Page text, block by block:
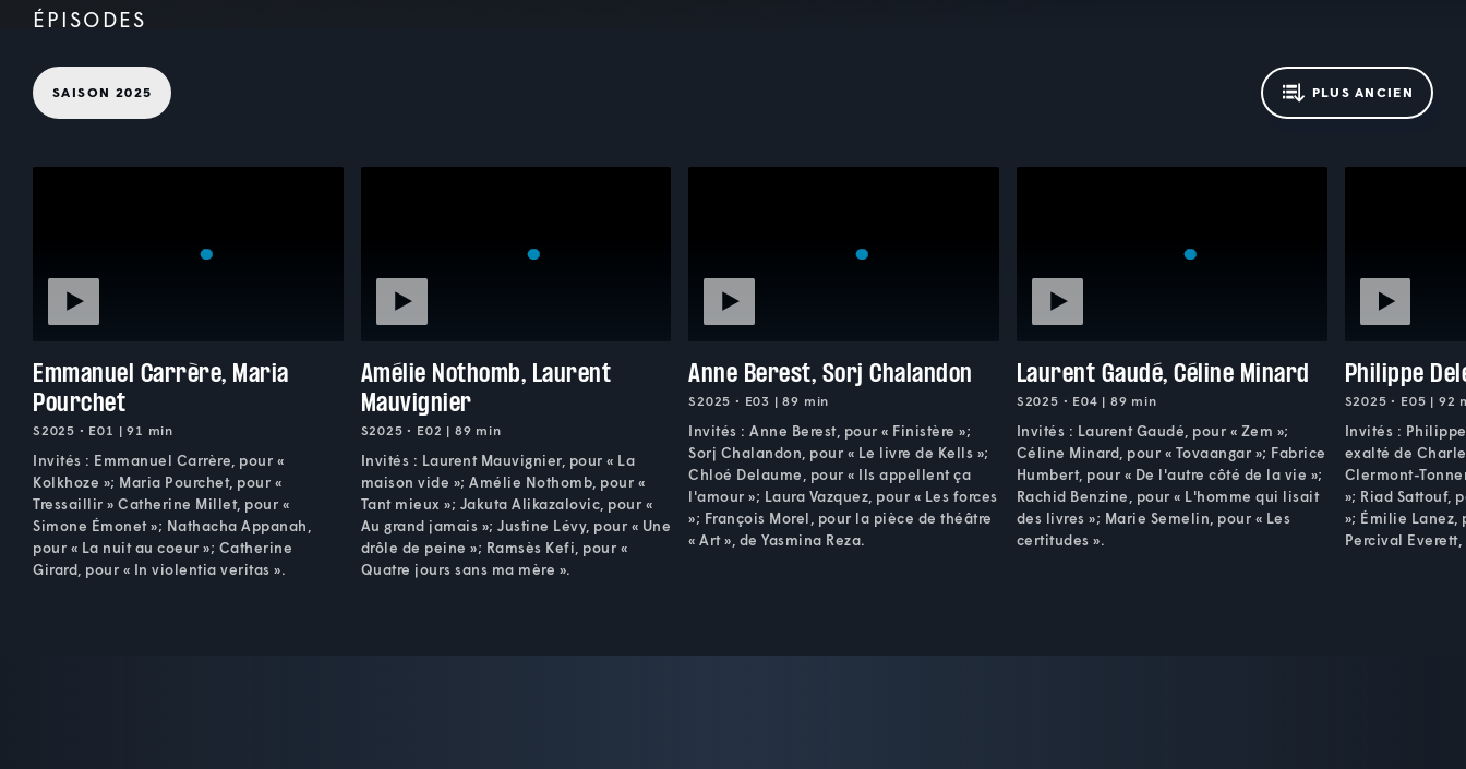
ÉPISODES
SAISON 2025 PLUS ANCIEN
Emmanuel Carrère, Maria
Pourchet
S2025 • E01 | 91 min
Invités : Emmanuel Carrère, pour «
Kolkhoze »; Maria Pourchet, pour «
Tressaillir » Catherine Millet, pour «
Simone Émonet »; Nathacha Appanah,
pour « La nuit au coeur »; Catherine
Girard, pour « In violentia veritas ».
Amélie Nothomb, Laurent
Mauvignier
S2025 • E02 | 89 min
Invités : Laurent Mauvignier, pour « La
maison vide »; Amélie Nothomb, pour «
Tant mieux »; Jakuta Alikazalovic, pour «
Au grand jamais »; Justine Lévy, pour « Une
drôle de peine »; Ramsès Kefi, pour «
Quatre jours sans ma mère ».
Anne Berest, Sorj Chalandon
S2025 • E03 | 89 min
Invités : Anne Berest, pour « Finistère »;
Sorj Chalandon, pour « Le livre de Kells »;
Chloé Delaume, pour « Ils appellent ça
l'amour »; Laura Vazquez, pour « Les forces
»; François Morel, pour la pièce de théâtre
« Art », de Yasmina Reza.
Laurent Gaudé, Céline Minard
S2025 • E04 | 89 min
Invités : Laurent Gaudé, pour « Zem »;
Céline Minard, pour « Tovaangar »; Fabrice
Humbert, pour « De l'autre côté de la vie »;
Rachid Benzine, pour « L'homme qui lisait
des livres »; Marie Semelin, pour « Les
certitudes ».
Philippe
S2025 • E05 | 92
Invités :
exalté de
Clermont-
»; Riad Sattouf,
»; Émilie Lanez,
Percival Everett,